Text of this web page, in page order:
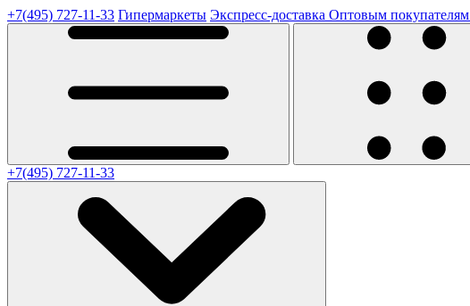
+7(495) 727-11-33 Гипермаркеты Экспресс-доставка Оптовым покупателям
+7(495) 727-11-33